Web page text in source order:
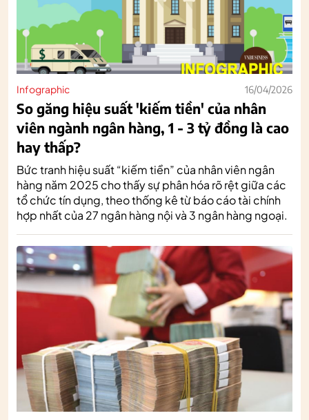
Infographic 16/04/2026
So găng hiệu suất 'kiếm tiền' của nhân
viên ngành ngân hàng, 1 - 3 tỷ đồng là cao
hay thấp?
Bức tranh hiệu suất “kiếm tiền” của nhân viên ngân
hàng năm 2025 cho thấy sự phân hóa rõ rệt giữa các
tổ chức tín dụng, theo thống kê từ báo cáo tài chính
hợp nhất của 27 ngân hàng nội và 3 ngân hàng ngoại.